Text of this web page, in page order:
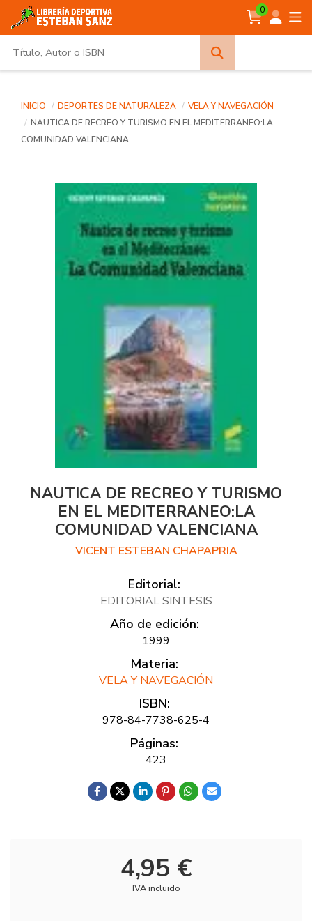
0
INICIO DEPORTES DE NATURALEZA
VELA Y NAVEGACIÓN
NAUTICA DE RECREO Y TURISMO EN EL MEDITERRANEO:LA
COMUNIDAD VALENCIANA
NAUTICA DE RECREO Y TURISMO
EN EL MEDITERRANEO:LA
COMUNIDAD VALENCIANA
VICENT ESTEBAN CHAPAPRIA
Editorial:
EDITORIAL SINTESIS
Año de edición:
1999
Materia:
VELA Y NAVEGACIÓN
ISBN:
978-84-7738-625-4
Páginas:
423
4,95 €
IVA incluido